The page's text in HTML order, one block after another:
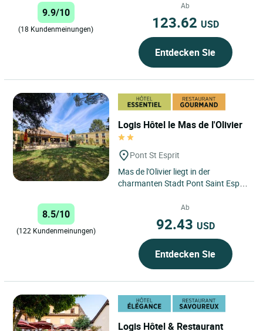
9.9/10
(18 Kundenmeinungen)
Ab
123.62 USD
Entdecken Sie
Logis Hôtel le Mas de l'Olivier
Pont St Esprit
Mas de l'Olivier liegt in der
charmanten Stadt Pont Saint Esprit
Herzen der Region Gard....
8.5/10
(122 Kundenmeinungen)
Ab
92.43 USD
Entdecken Sie
Logis Hôtel & Restaurant